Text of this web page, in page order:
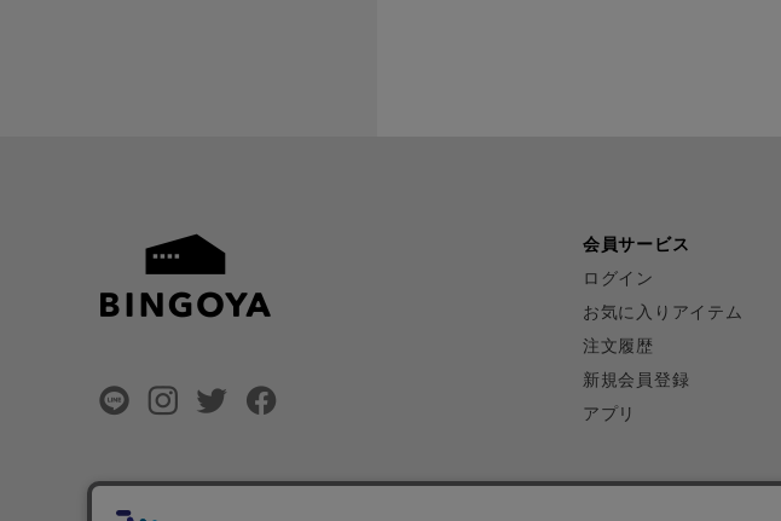
会員サービス
ログイン
お気に入りアイテム
注文履歴
新規会員登録
アプリ